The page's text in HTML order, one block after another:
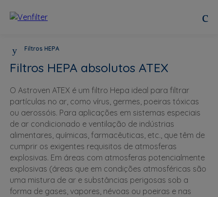
Filtros HEPA
Filtros HEPA absolutos ATEX
O Astroven ATEX é um filtro Hepa ideal para filtrar
partículas no ar, como vírus, germes, poeiras tóxicas
ou aerossóis. Para aplicações em sistemas especiais
de ar condicionado e ventilação de indústrias
alimentares, químicas, farmacêuticas, etc., que têm de
cumprir os exigentes requisitos de atmosferas
explosivas. Em áreas com atmosferas potencialmente
explosivas (áreas que em condições atmosféricas são
uma mistura de ar e substâncias perigosas sob a
forma de gases, vapores, névoas ou poeiras e nas